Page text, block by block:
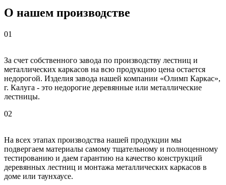
О нашем производстве
01
За счет собственного завода по производству лестниц и
металлических каркасов на всю продукцию цена остается
недорогой. Изделия завода нашей компании «Олимп Каркас»,
г. Калуга - это недорогие деревянные или металлические
лестницы.
02
На всех этапах производства нашей продукции мы
подвергаем материалы самому тщательному и полноценному
тестированию и даем гарантию на качество конструкций
деревянных лестниц и монтажа металлических каркасов в
доме или таунхаусе.